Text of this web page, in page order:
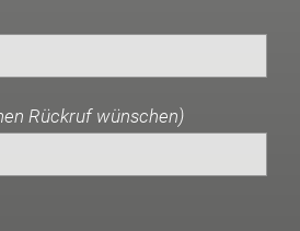
Rückruf wünschen)